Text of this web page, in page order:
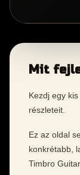
Mit
Kezdj egy
részleteit.
Ez az oldal
konkrétabb,
Timbro